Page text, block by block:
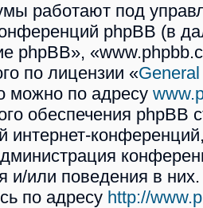
работают под
phpBB (в
phpBB»,
по лицензии «
можно по адресу
обеспечения phpBB
интернет-
и/или поведения в
по адресу http://